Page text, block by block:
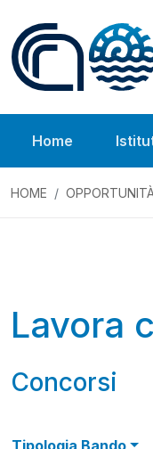
Home
HOME
Lavora
Concorsi
Tipologia Bando